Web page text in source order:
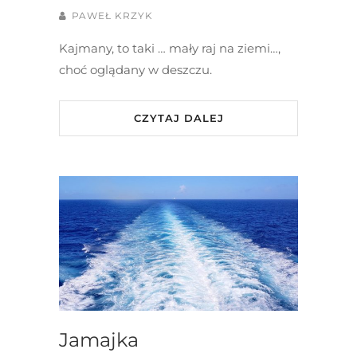
PAWEŁ KRZYK
Kajmany, to taki … mały raj na ziemi…,
choć oglądany w deszczu.
CZYTAJ DALEJ
Jamajka